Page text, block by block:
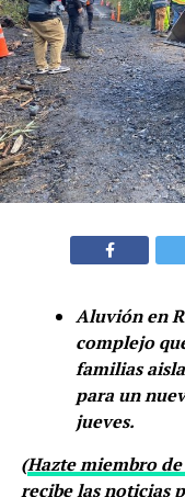
Aluvión en
complejo
familias
para un
jueves.
(Hazte miembro
recibe las noticias